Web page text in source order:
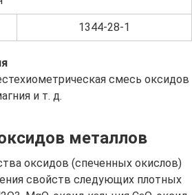
1344-28-1
смесь оксидов
и т. д.
металлов
оксидов (спеченных окислов)
свойств следующих плотных